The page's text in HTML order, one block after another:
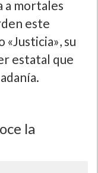
a mortales
este
su
estatal que
la